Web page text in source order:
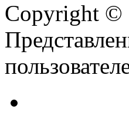
Copyright ©